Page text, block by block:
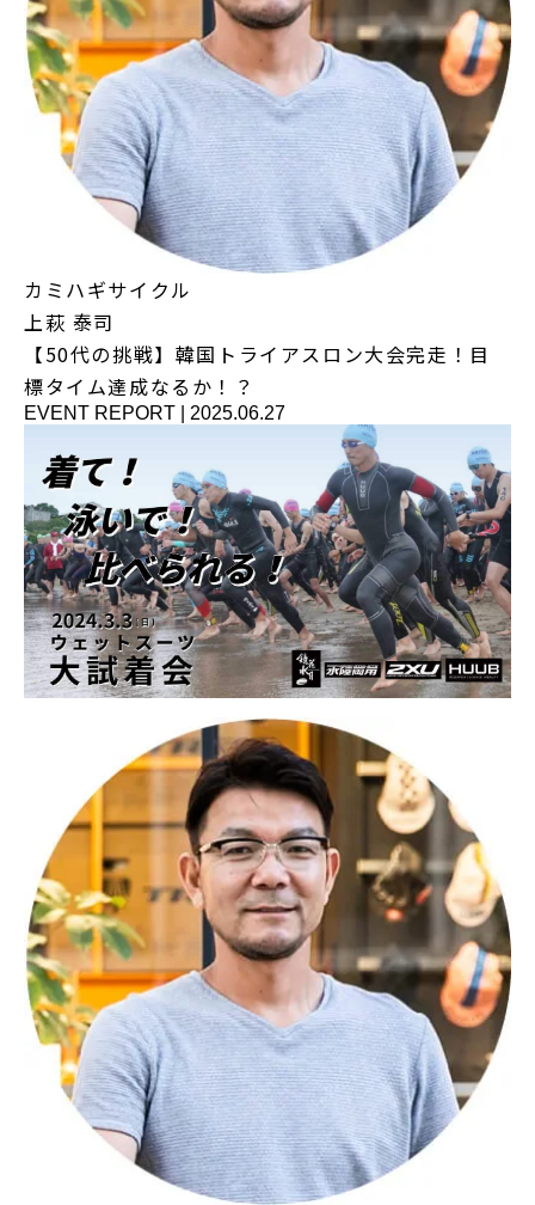
カミハギサイクル
上萩 泰司
【50代の挑戦】韓国トライアスロン大会完走！目
標タイム達成なるか！？
EVENT REPORT 2025.06.27